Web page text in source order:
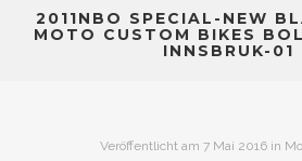
Vermietung
2011NBO SPECIAL-NEW
MOTO CUSTOM BIKES
INNSBRUK-01
Veröffentlicht am7 Mai 2016 in